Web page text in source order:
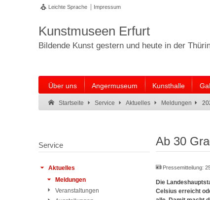
Leichte Sprache Impressum
Kunstmuseen Erfurt
Bildende Kunst gestern und heute in der
Über uns Angermuseum Kunsthalle
Startseite Service Aktuelles Meldungen
Suche:
Suche Ende.
Ab 30
Pressemitteilung:
Die
Celsius erreicht
Service
Aktuelles
Meldungen
Veranstaltungen